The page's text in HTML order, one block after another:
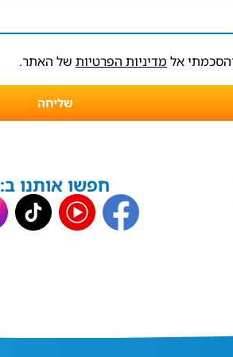
אל מדיניות הפרטיות של האתר.
שליחה
חפשו אותנו ב: